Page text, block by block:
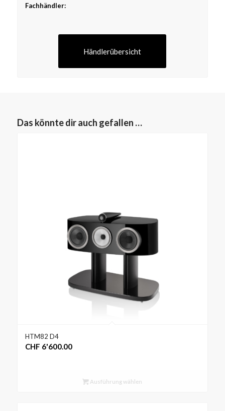
Fachhändler:
Händlerübersicht
Das könnte dir auch gefallen …
HTM82 D4
CHF 6'600.00
Ausführung wählen